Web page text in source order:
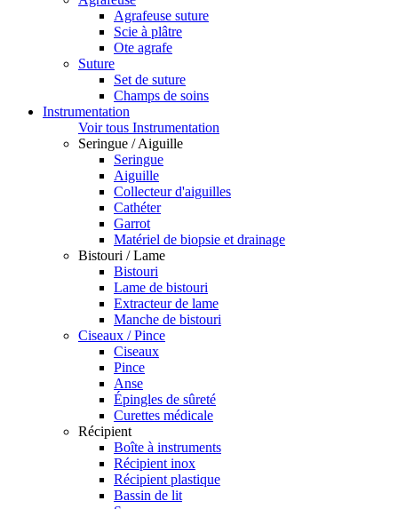
Agrafeuse suture
Scie à plâtre
Ote agrafe
Suture
Set de suture
Champs de soins
Instrumentation
Voir tous Instrumentation
Seringue / Aiguille
Seringue
Aiguille
Collecteur d'aiguilles
Cathéter
Garrot
Matériel de biopsie et drainage
Bistouri / Lame
Bistouri
Lame de bistouri
Extracteur de lame
Manche de bistouri
Ciseaux / Pince
Ciseaux
Pince
Anse
Épingles de sûreté
Curettes médicale
Récipient
Boîte à instruments
Récipient inox
Récipient plastique
Bassin de lit